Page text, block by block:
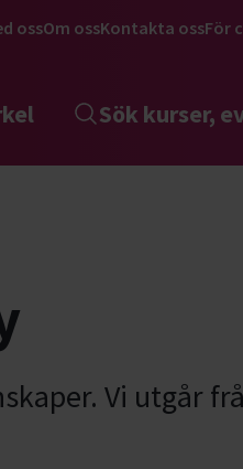
ossOm ossKontakta ossFör
Sök kurser,
Vi utgår